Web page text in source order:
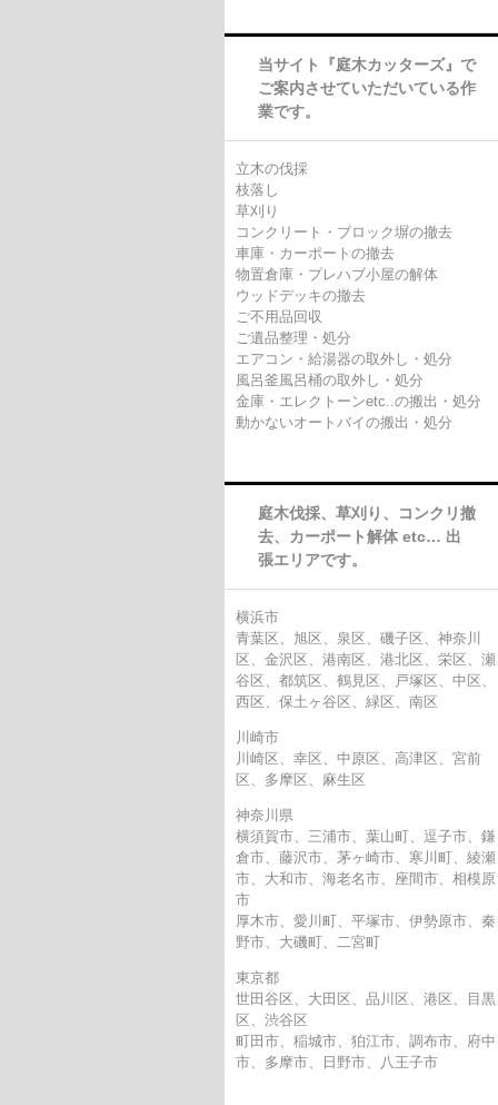
当サイト『庭木カッターズ』で
ご案内させていただいている作
業です。
立木の伐採
枝落し
草刈り
コンクリート・ブロック塀の撤去
車庫・カーポートの撤去
物置倉庫・プレハブ小屋の解体
ウッドデッキの撤去
ご不用品回収
ご遺品整理・処分
エアコン・給湯器の取外し・処分
風呂釜風呂桶の取外し・処分
金庫・エレクトーンetc..の搬出・処分
動かないオートバイの搬出・処分
庭木伐採、草刈り、コンクリ撤
去、カーポート解体 etc… 出
張エリアです。
横浜市
青葉区、旭区、泉区、磯子区、神奈川
区、金沢区、港南区、港北区、栄区、瀬
谷区、都筑区、鶴見区、戸塚区、中区、
西区、保土ヶ谷区、緑区、南区
川崎市
川崎区、幸区、中原区、高津区、宮前
区、多摩区、麻生区
神奈川県
横須賀市、三浦市、葉山町、逗子市、鎌
倉市、藤沢市、茅ヶ崎市、寒川町、綾瀬
市、大和市、海老名市、座間市、相模原
市
厚木市、愛川町、平塚市、伊勢原市、秦
野市、大磯町、二宮町
東京都
世田谷区、大田区、品川区、港区、目黒
区、渋谷区
町田市、稲城市、狛江市、調布市、府中
市、多摩市、日野市、八王子市